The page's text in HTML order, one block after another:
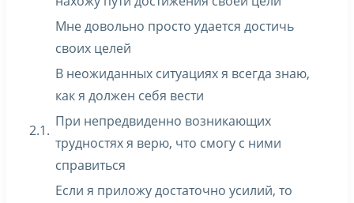
2.1.
Мне довольно просто удается достичь
своих целей
В неожиданных ситуациях я всегда знаю,
как я должен себя вести
При непредвиденно возникающих
трудностях я верю, что смогу с ними
справиться
Если я приложу достаточно усилий, то